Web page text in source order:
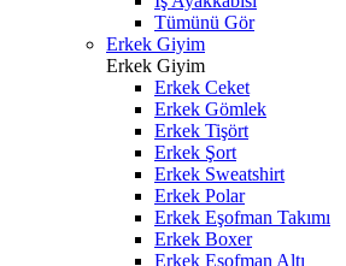
Tümünü Gör
Erkek Giyim
Erkek Giyim
Erkek Ceket
Erkek Gömlek
Erkek Tişört
Erkek Şort
Erkek Sweatshirt
Erkek Polar
Erkek Eşofman Takımı
Erkek Boxer
Erkek Eşofman Altı